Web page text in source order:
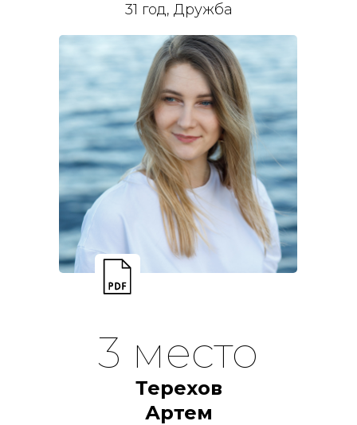
31 год, Дружба
Терехов
Артем
3 место